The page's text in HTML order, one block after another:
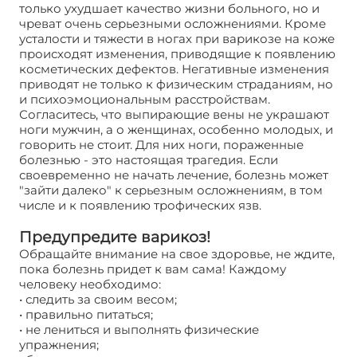
только ухудшает качество жизни больного, но и
чреват очень серьезными осложнениями. Кроме
усталости и тяжести в ногах при варикозе на коже
происходят изменения, приводящие к появлению
косметических дефектов. Негативные изменения
приводят не только к физическим страданиям, но
и психоэмоциональным расстройствам.
Согласитесь, что выпирающие вены не украшают
ноги мужчин, а о женщинах, особенно молодых, и
говорить не стоит. Для них ноги, пораженные
болезнью - это настоящая трагедия. Если
своевременно не начать лечение, болезнь может
"зайти далеко" к серьезным осложнениям, в том
числе и к появлению трофических язв.
Предупредите варикоз!
Обращайте внимание на свое здоровье, не ждите,
пока болезнь придет к вам сама! Каждому
человеку необходимо:
• следить за своим весом;
• правильно питаться;
• не лениться и выполнять физические
упражнения;